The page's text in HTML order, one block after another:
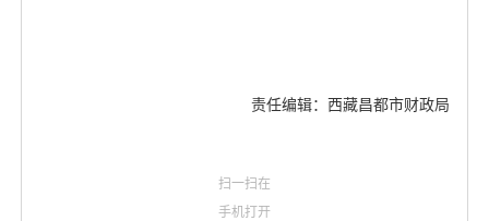
责任编辑：西藏昌都市财政局
扫一扫在
手机打开